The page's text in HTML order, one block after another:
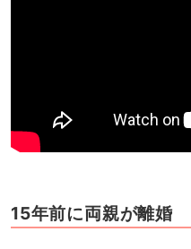
15年前に両親が離婚